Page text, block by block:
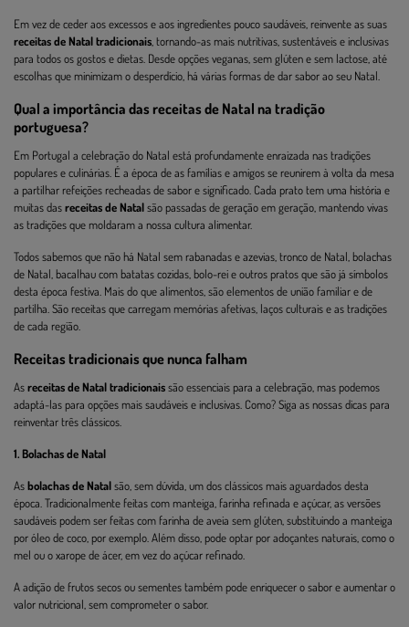
Em vez de ceder aos excessos e aos ingredientes pouco saudáveis, reinvente as suas
receitas de Natal tradicionais , tornando-as mais nutritivas, sustentáveis e inclusivas
para todos os gostos e dietas. Desde opções veganas, sem glúten e sem lactose, até
escolhas que minimizam o desperdício, há várias formas de dar sabor ao seu Natal.
Qual a importância das receitas de Natal na tradição
portuguesa?
Em Portugal a celebração do Natal está profundamente enraizada nas tradições
populares e culinárias. É a época de as famílias e amigos se reunirem à volta da mesa
a partilhar refeições recheadas de sabor e significado. Cada prato tem uma história e
muitas dasreceitas de Natalsão passadas de geração em geração, mantendo vivas
as tradições que moldaram a nossa cultura alimentar.
Todos sabemos que não há Natal sem rabanadas e azevias, tronco de Natal, bolachas
de Natal, bacalhau com batatas cozidas, bolo-rei e outros pratos que são já símbolos
desta época festiva. Mais do que alimentos, são elementos de união familiar e de
partilha. São receitas que carregam memórias afetivas, laços culturais e as tradições
de cada região.
Receitas tradicionais que nunca falham
Asreceitas de Natal tradicionaissão essenciais para a celebração, mas podemos
adaptá-las para opções mais saudáveis e inclusivas. Como? Siga as nossas dicas para
reinventar três clássicos.
1. Bolachas de Natal
Asbolachas de Natalsão, sem dúvida, um dos clássicos mais aguardados desta
época. Tradicionalmente feitas com manteiga, farinha refinada e açúcar, as versões
saudáveis podem ser feitas com farinha de aveia sem glúten, substituindo a manteiga
por óleo de coco, por exemplo. Além disso, pode optar por adoçantes naturais, como o
mel ou o xarope de ácer, em vez do açúcar refinado.
A adição de frutos secos ou sementes também pode enriquecer o sabor e aumentar o
valor nutricional, sem comprometer o sabor.